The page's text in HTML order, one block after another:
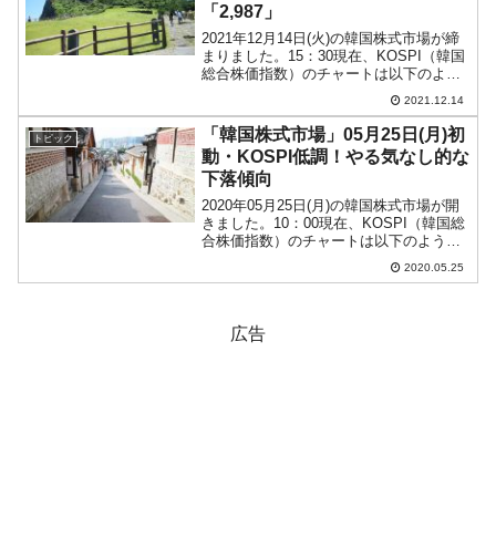
「2,987」
2021年12月14日(火)の韓国株式市場が締
まりました。15：30現在、KOSPI（韓国
総合株価指数）のチャートは以下のよう
『Investing.com』より引用）。微妙に陽
線ですが、前日よりは下げ、またしても
「...
2021.12.14
トピック
「韓国株式市場」05月25日(月)初
動・KOSPI低調！やる気なし的な
下落傾向
2020年05月25日(月)の韓国株式市場が開
きました。10：00現在、KOSPI（韓国総
合株価指数）のチャートは以下のように
『Investing.com』より引用）。ローソク
2020.05.25
広告